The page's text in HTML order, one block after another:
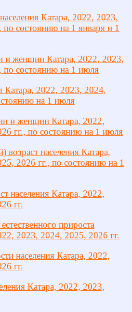
Катара, 2022, 2023,
состоянию на 1 января и 1
и женщин Катара, 2022, 2023,
по состоянию на 1 июля
Катара, 2022, 2023, 2024,
на 1 июля
и женщин Катара, 2022,
гг., по состоянию на 1 июля
населения Катара,
2026 гг., по состоянию на 1
населения Катара, 2022,
гг.
прироста
2023, 2024, 2025, 2026 гг.
населения Катара, 2022,
гг.
Катара, 2022, 2023,